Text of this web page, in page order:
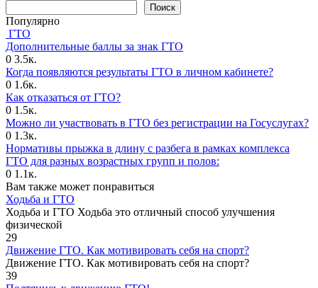
Поиск
Популярно
ГТО
Дополнительные баллы за знак ГТО
0 3.5к.
Когда появляются результаты ГТО в личном кабинете?
0 1.6к.
Как отказаться от ГТО?
0 1.5к.
Можно ли участвовать в ГТО без регистрации на Госуслугах?
0 1.3к.
Нормативы прыжка в длину с разбега в рамках комплекса
ГТО для разных возрастных групп и полов:
0 1.1к.
Вам также может понравиться
Ходьба и ГТО
Ходьба и ГТО Ходьба это отличный способ улучшения
физической
29
Движение ГТО. Как мотивировать себя на спорт?️
Движение ГТО. Как мотивировать себя на спорт?
39